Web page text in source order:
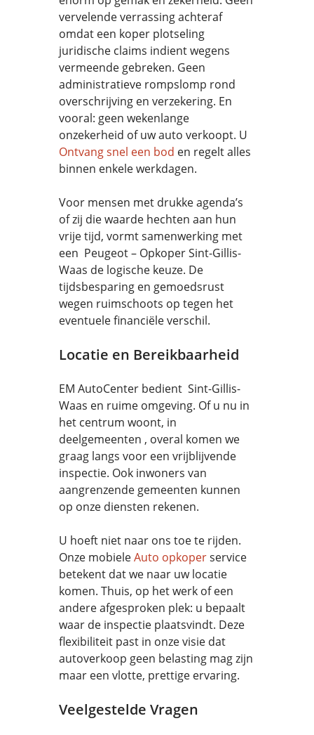
vervelende verrassing achteraf
omdat een koper plotseling
juridische claims indient wegens
vermeende gebreken. Geen
administratieve rompslomp rond
overschrijving en verzekering. En
vooral: geen wekenlange
onzekerheid of uw auto verkoopt. U
Ontvang snel een bod en regelt alles
binnen enkele werkdagen.
Voor mensen met drukke agenda’s
of zij die waarde hechten aan hun
vrije tijd, vormt samenwerking met
een Peugeot – Opkoper Sint-Gillis-
Waas de logische keuze. De
tijdsbesparing en gemoedsrust
wegen ruimschoots op tegen het
eventuele financiële verschil.
Locatie en Bereikbaarheid
EM AutoCenter bedient Sint-Gillis-
Waas en ruime omgeving. Of u nu in
het centrum woont, in
deelgemeenten , overal komen we
graag langs voor een vrijblijvende
inspectie. Ook inwoners van
aangrenzende gemeenten kunnen
op onze diensten rekenen.
U hoeft niet naar ons toe te rijden.
Onze mobieleAuto opkoperservice
betekent dat we naar uw locatie
komen. Thuis, op het werk of een
andere afgesproken plek: u bepaalt
waar de inspectie plaatsvindt. Deze
flexibiliteit past in onze visie dat
autoverkoop geen belasting mag zijn
maar een vlotte, prettige ervaring.
Veelgestelde Vragen